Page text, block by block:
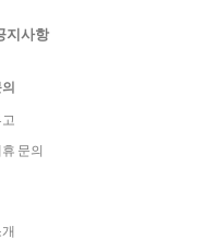
지사항
문의